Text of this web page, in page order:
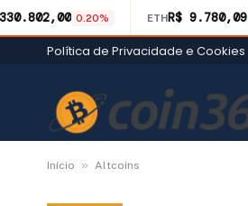
0.20% ETHR$ 9.780,09
Política de Privacidade e Cookies
Início » Altcoins